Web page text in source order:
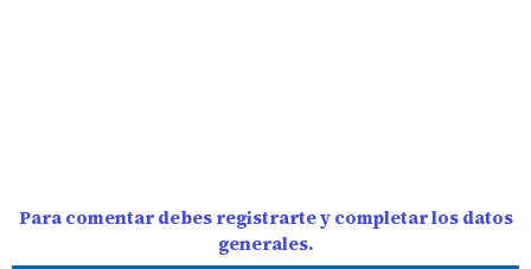
Para comentar debes registrarte y completar los datos
generales.